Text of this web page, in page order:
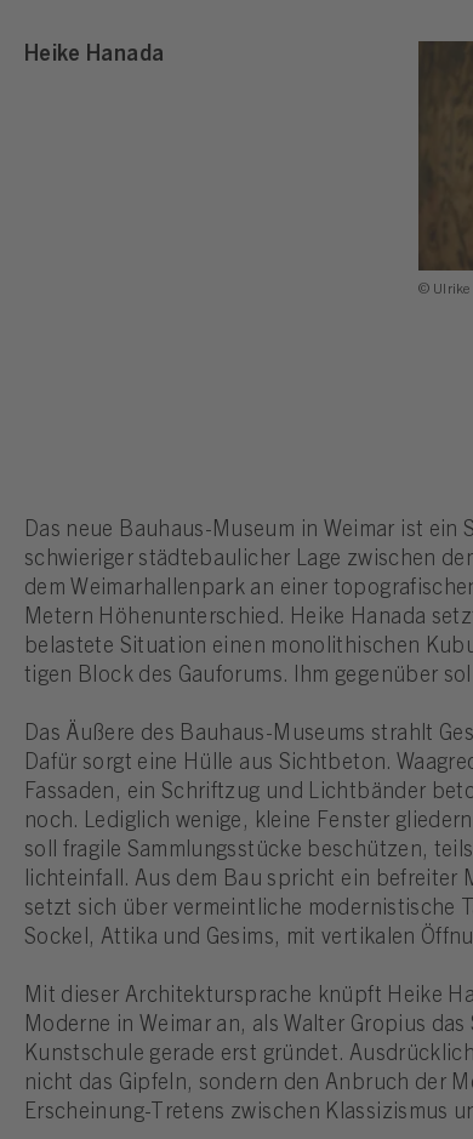
Heike Hanada
© Ulrike
Das neue Bau­haus-Museum in Weimar ist ein
schwie­riger städ­te­bau­li­cher Lage zwi­schen
dem Wei­mar­hallenpark an einer
Metern Höhen­un­ter­schied. Heike Hanada
belas­tete Situa­tion einen mono­li­thi­schen
tigen Block des Gau­fo­rums. Ihm gegenüber
Das Äußere des Bauhaus-Museums strahlt
Dafür sorgt eine Hülle aus Sichtbeton.
Fas­saden, ein Schriftzug und Licht­bänder
noch. Ledig­lich wenige, kleine Fenster
soll fragile Samm­lungs­stücke beschützen,
lichteinfall. Aus dem Bau spricht ein befreiter
setzt sich über vermeintliche modernistische
Sockel, Attika und Gesims, mit ver­ti­kalen
Mit dieser Archi­tek­tur­sprache knüpft Heike
Moderne in Weimar an, als Walter Gropius
Kunstschule gerade erst grün­det.
nicht das Gipfeln, sondern den Anbruch der
Erscheinung-Tretens zwischen Klas­si­zismus